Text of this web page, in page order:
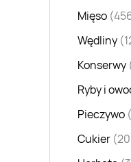
Mięso
Wędliny
Konserwy
Ryby i
Pieczywo
Cukier